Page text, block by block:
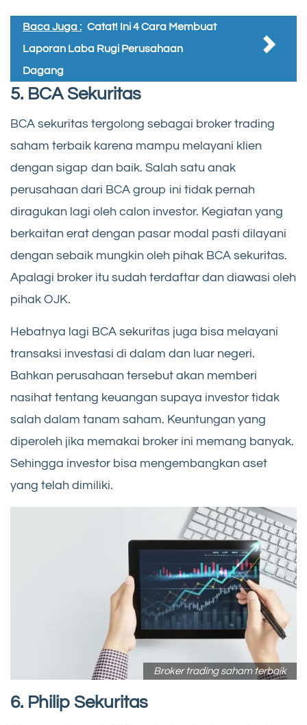
Baca Juga : Catat! Ini 4 Cara Membuat
Laporan Laba Rugi Perusahaan
Dagang
5. BCA Sekuritas
BCA sekuritas tergolong sebagai broker trading
saham terbaik karena mampu melayani klien
dengan sigap dan baik. Salah satu anak
perusahaan dari BCA group ini tidak pernah
diragukan lagi oleh calon investor. Kegiatan yang
berkaitan erat dengan pasar modal pasti dilayani
dengan sebaik mungkin oleh pihak BCA sekuritas.
Apalagi broker itu sudah terdaftar dan diawasi oleh
pihak OJK.
Hebatnya lagi BCA sekuritas juga bisa melayani
transaksi investasi di dalam dan luar negeri.
Bahkan perusahaan tersebut akan memberi
nasihat tentang keuangan supaya investor tidak
salah dalam tanam saham. Keuntungan yang
diperoleh jika memakai broker ini memang banyak.
Sehingga investor bisa mengembangkan aset
yang telah dimiliki.
Broker trading saham terbaik
6. Philip Sekuritas